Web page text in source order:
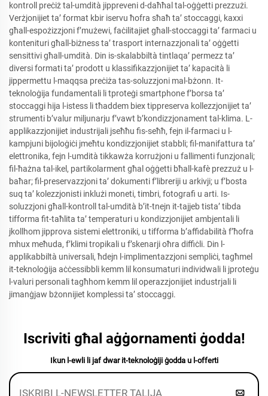
kontroll preċiż tal-umdità jippreveni d-daħħal tal-oġġetti prezzużi.
Verżjonijiet ta’ format kbir iservu ħofra sħaħ ta’ stoccaggi, kaxxi
għall-espożizzjoni f’mużewi, faċilitajiet għall-stoccaggi ta’ farmaci u
kontenituri għall-biżness ta’ trasport internazzjonali ta’ oġġetti
sensittivi għall-umdità. Din is-skalabbiltà tintlaqa’ permezz ta’
diversi formati ta’ prodott u klassifikazzjonijiet ta’ kapacità li
jippermettu l-maqqsa preċiża tas-soluzzjoni mal-bżonn. It-
teknoloġija fundamentali li tproteġi smartphone f’borsa ta’
stoccaggi hija l-istess li tħaddem biex tippreserva kollezzjonijiet ta’
strumenti b’valur miljunarju f’vawt b’kondizzjonament tal-klima. L-
applikazzjonijiet industrijali jseħħu fis-seħħ, fejn il-farmaci u l-
kampjuni bijoloġiċi jmeħtu kondizzjonijiet stabbli; fil-manifattura ta’
elettronika, fejn l-umdità tikkawża korrużjoni u fallimenti funzjonali;
fil-ħażna tal-ikel, partikolarment għal oġġetti bħall-kafè prezzuż u l-
baħar; fil-preservazzjoni ta’ dokumenti f’libreriji u arkivji; u f’bosta
suq ta’ kolezzjonisti inklużi moneti, timbri, fotografi u arti. Is-
soluzzjoni għall-kontroll tal-umdità b’it-tnejn it-tajjeb tista’ tibda
tifforma fit-taħlita ta’ temperaturi u kondizzjonijiet ambjentali li
jkollhom jipprova sistemi elettroniki, u tifforma b’affidabilità f’ħofra
mhux meħuda, f’klimi tropikali u f’skenarji oħra diffiċli. Din l-
applikabbiltà universali, ħdejn l-implimentazzjoni sempliċi, tagħmel
it-teknoloġija aċċessibbli kemm lil konsumaturi individwali li jproteġu
l-valuri personali tagħhom kemm lil operazzjonijiet industrjali li
jimanġjaw bżonnijiet komplessi ta’ stoccaggi.
Iscriviti għal aġġornamenti ġodda!
Ikun l-ewli li jaf dwar it-teknoloġiji ġodda u l-offerti